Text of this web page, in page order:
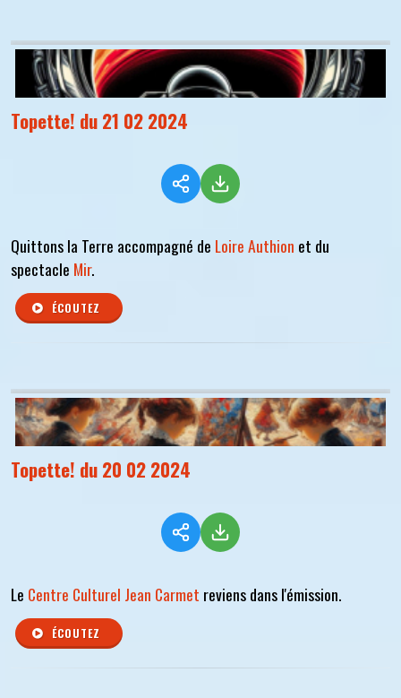
Topette! du 21 02 2024
Quittons la Terre accompagné de Loire Authion et du
spectacle Mir.
ÉCOUTEZ
Topette! du 20 02 2024
Le Centre Culturel Jean Carmet reviens dans l'émission.
ÉCOUTEZ